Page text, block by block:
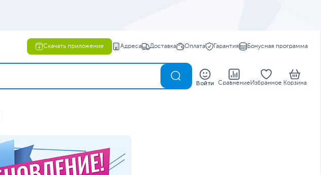
Скачать приложение Адреса Доставка Оплата Гарантия Бонусная программа
Войти Сравнение Избранное Корзина